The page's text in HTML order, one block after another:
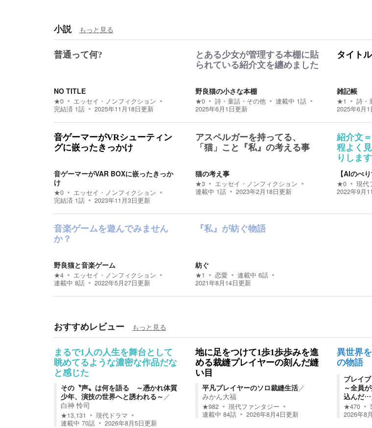
小説 もっと見る
普通って何?
NO TITLE
★0
エッセイ・ノンフィクション
完結済 1話 2025年11月18日更新
とある少女が管理する本棚に貼
られている紹介文を纏めました
野良猫の小さな本棚
★0 詩・童話・その他 連載中 1話
2025年6月1日更新
タイト
雑記帳
★1 詩・
2025年6月1
音ゲーマーがVRシューティン
グに嵌ったきっかけ
音ゲーマーがVAR BOXに嵌ったきっか
け
★0
エッセイ・ノンフィクション
完結済 1話 2023年11月3日更新
アスペルガーを持ってる、
「猫」こと『私』の考える事
猫の考え事
★3
エッセイ・ノンフィクション
連載中 1話 2023年2月18日更新
紹介文
程よく
りします
【AIのべ
★0 現代
2022年9月
音楽ゲームを遊んでみません
か？
野良猫と音楽ゲーム
★4
エッセイ・ノンフィクション
連載中 8話 2022年5月27日更新
『私』が紡ぐ物語
紡ぐ
★1 恋愛 連載中 6話
2021年8月14日更新
おすすめレビュー もっと見る
まるで1人の人生を舞台として
眺めてるような濃密な作品だな
と感じた
その〝声〟は何を語る ～憑かれ体質
少年、演技の世界へと誘われる～ ／
白神 怜司
★13,131
現代ドラマ
連載中 70話 2026年8月5日更新
地に足をつけて1歩1歩歩みを進
める裁縫プレイヤーの刻んだ縫
い目
平凡プレイヤーのソロ裁縫生活／
みかん大福
★982
現代ファンタジー
連載中 84話 2026年8月4日更新
異世界
の物語
ブレイ
～全員
込んだ…
★470
2026年8